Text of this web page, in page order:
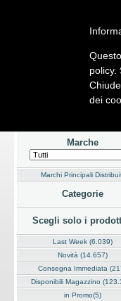
Listino
Software
Marche
Marchi Principali
Categorie
Scegli solo i
Last Week (6.039)
Novità (14.657)
Consegna Immediata
Disponibili Magazzino
in Promo(5)
policy.
dei